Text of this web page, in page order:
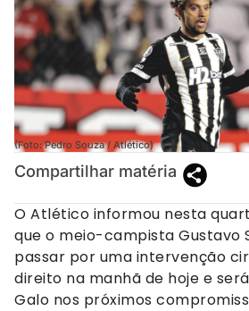
(Foto: Pedro Souza / Atlético)
Compartilhar matéria
O Atlético informou nesta
que o meio-campista Gustavo
passar por uma intervenção
direito na manhã de hoje e
Galo nos próximos